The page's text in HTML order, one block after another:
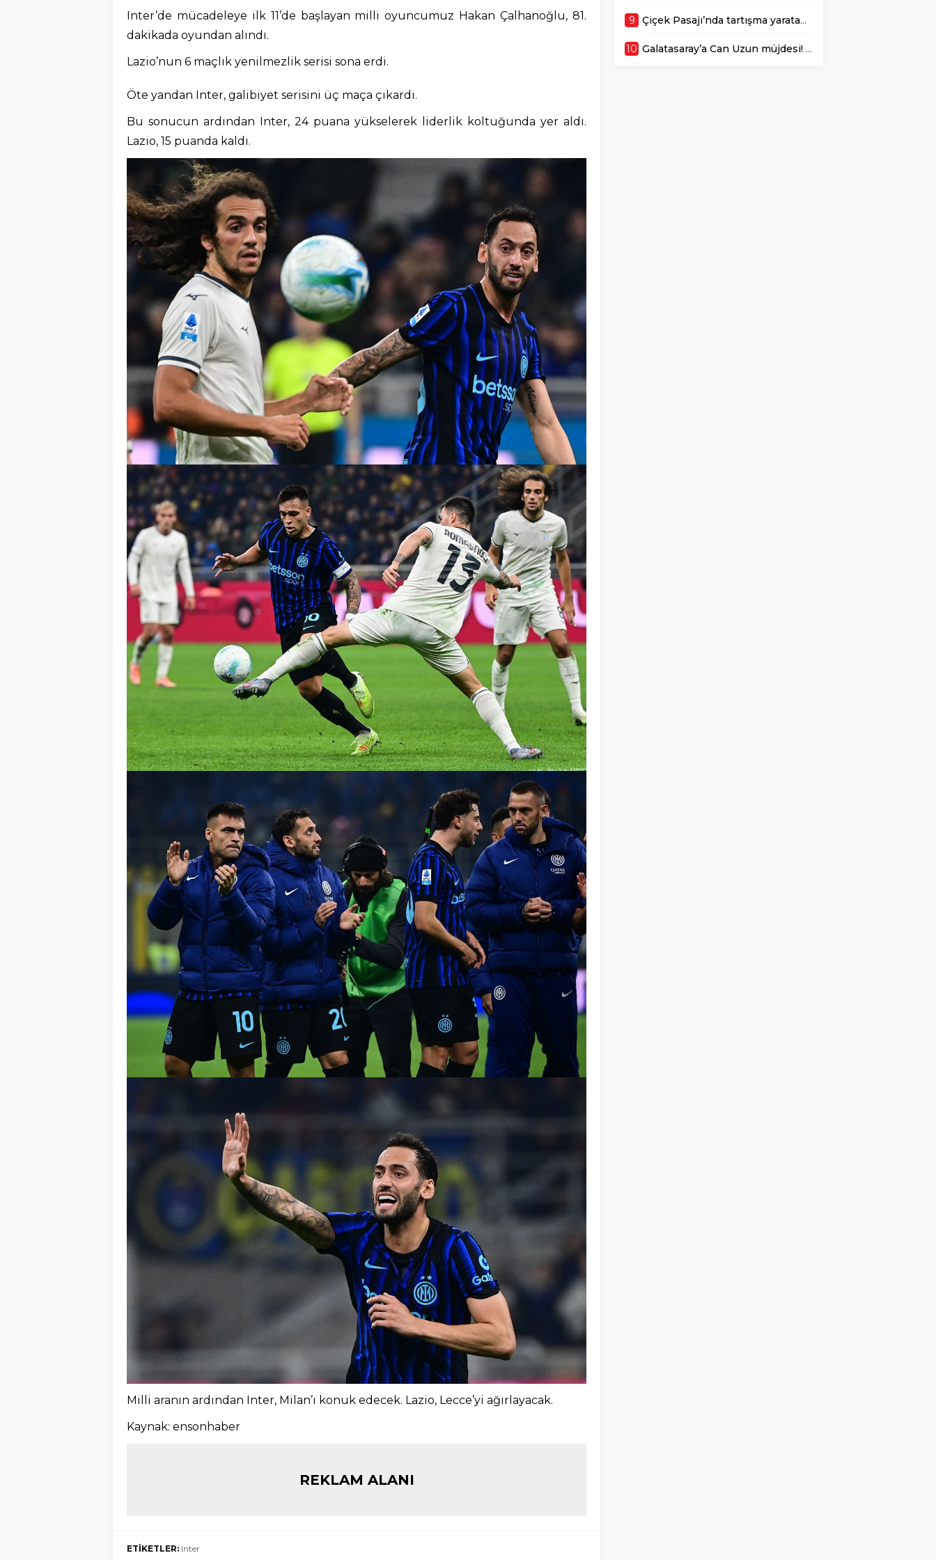
Inter’de mücadeleye ilk 11’de başlayan milli oyuncumuz Hakan Çalhanoğlu, 81.
dakikada oyundan alındı.
Lazio’nun 6 maçlık yenilmezlik serisi sona erdi.
Öte yandan Inter, galibiyet serisini üç maça çıkardı.
Bu sonucun ardından Inter, 24 puana yükselerek liderlik koltuğunda yer aldı.
Lazio, 15 puanda kaldı.
Milli aranın ardından Inter, Milan’ı konuk edecek. Lazio, Lecce’yi ağırlayacak.
Kaynak: ensonhaber
REKLAM ALANI
ETİKETLER: Inter
9 Çiçek Pasajı’nda tartışma yaratan görüntü: Son hali gerçekten üzücü
10 Galatasaray’a Can Uzun müjdesi! 15 milyon Euro indirim